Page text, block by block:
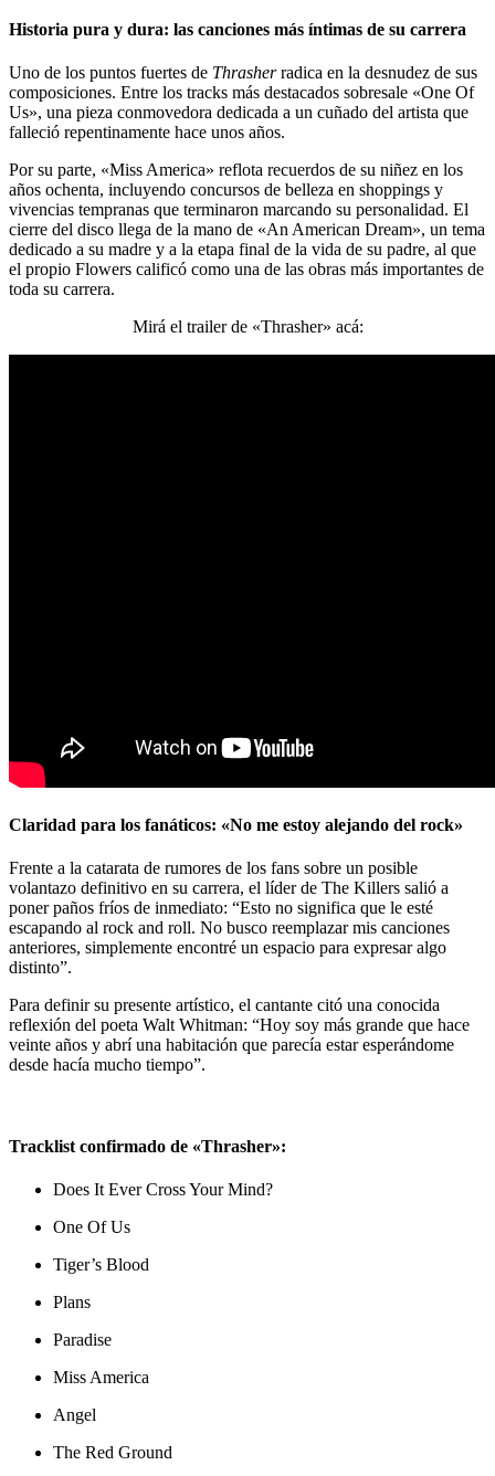
Historia pura y dura: las canciones más íntimas de su carrera
Uno de los puntos fuertes de Thrasherradica en la desnudez de sus
composiciones. Entre los tracks más destacados sobresale «One Of
Us», una pieza conmovedora dedicada a un cuñado del artista que
falleció repentinamente hace unos años.
Por su parte, «Miss America» reflota recuerdos de su niñez en los
años ochenta, incluyendo concursos de belleza en shoppings y
vivencias tempranas que terminaron marcando su personalidad. El
cierre del disco llega de la mano de «An American Dream», un tema
dedicado a su madre y a la etapa final de la vida de su padre, al que
el propio Flowers calificó como una de las obras más importantes de
toda su carrera.
Mirá el trailer de «Thrasher» acá:
Claridad para los fanáticos: «No me estoy alejando del rock»
Frente a la catarata de rumores de los fans sobre un posible
volantazo definitivo en su carrera, el líder de The Killers salió a
poner paños fríos de inmediato: “Esto no significa que le esté
escapando al rock and roll. No busco reemplazar mis canciones
anteriores, simplemente encontré un espacio para expresar algo
distinto”.
Para definir su presente artístico, el cantante citó una conocida
reflexión del poeta Walt Whitman: “Hoy soy más grande que hace
veinte años y abrí una habitación que parecía estar esperándome
desde hacía mucho tiempo”.
Tracklist confirmado de «Thrasher»:
Does It Ever Cross Your Mind?
One Of Us
Tiger’s Blood
Plans
Paradise
Miss America
Angel
The Red Ground